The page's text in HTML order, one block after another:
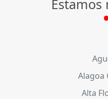
Estamos
Alagoa
Alta